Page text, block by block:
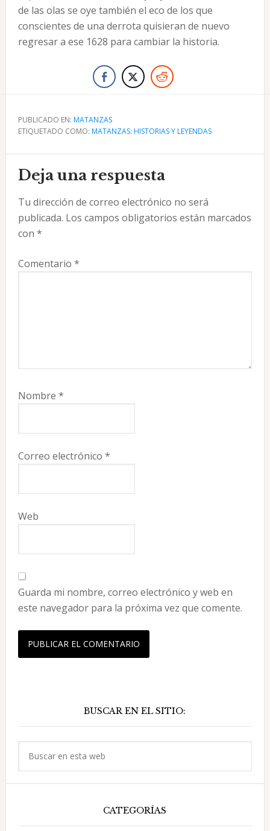
de las olas se oye también el eco de los que
conscientes de una derrota quisieran de nuevo
regresar a ese 1628 para cambiar la historia.
PUBLICADO EN: MATANZAS
ETIQUETADO COMO: MATANZAS: HISTORIAS Y LEYENDAS
Interacciones
con
los
lectores
Deja una respuesta
Tu dirección de correo electrónico no será
publicada. Los campos obligatorios están marcados
con *
Comentario *
Nombre *
Correo electrónico *
Web
Guarda mi nombre, correo electrónico y web en
este navegador para la próxima vez que comente.
principal
BUSCAR EN EL SITIO:
CATEGORÍAS